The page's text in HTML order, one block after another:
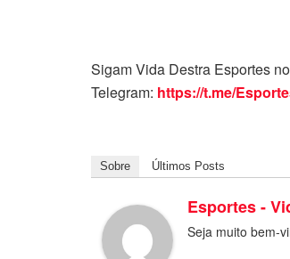
Sigam Vida Destra Esportes
Telegram: https://t.me/
Sobre Últimos Posts
Esportes -
Seja muito bem-